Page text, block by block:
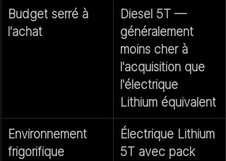
Budget serré à
l'achat
Diesel 5T —
généralement
moins cher à
l'acquisition que
l'électrique
Lithium équivalent
Environnement
frigorifique
Électrique Lithium
5T avec pack